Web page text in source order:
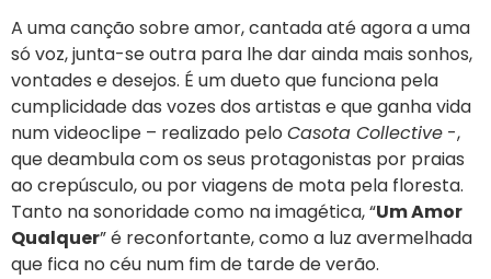
A uma canção sobre amor, cantada até agora a uma
só voz, junta-se outra para lhe dar ainda mais sonhos,
vontades e desejos. É um dueto que funciona pela
cumplicidade das vozes dos artistas e que ganha vida
num videoclipe – realizado pelo Casota Collective -,
que deambula com os seus protagonistas por praias
ao crepúsculo, ou por viagens de mota pela floresta.
Tanto na sonoridade como na imagética, “Um Amor
Qualquer” é reconfortante, como a luz avermelhada
que fica no céu num fim de tarde de verão.